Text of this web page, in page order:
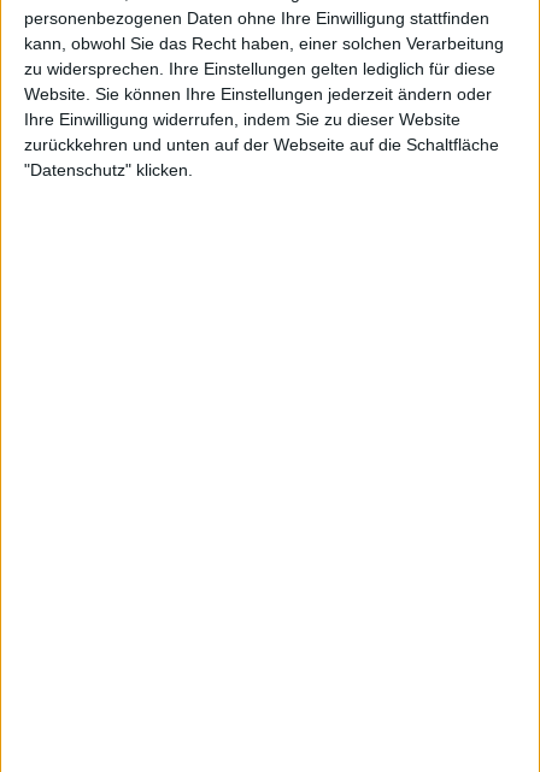
personenbezogenen Daten ohne Ihre Einwilligung stattfinden
kann, obwohl Sie das Recht haben, einer solchen Verarbeitung
zu widersprechen. Ihre Einstellungen gelten lediglich für diese
Website. Sie können Ihre Einstellungen jederzeit ändern oder
Ihre Einwilligung widerrufen, indem Sie zu dieser Website
zurückkehren und unten auf der Webseite auf die Schaltfläche
"Datenschutz" klicken.